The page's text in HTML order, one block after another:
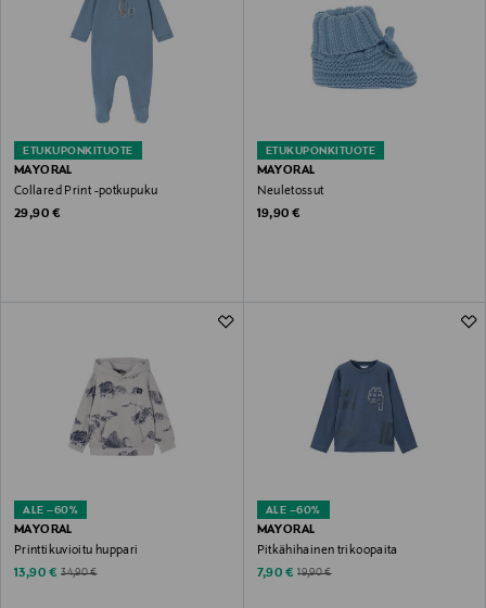
ETUKUPONKITUOTE
MAYORAL
Collared Print -potkupuku
Original Price
29,90 €
ETUKUPONKITUOTE
MAYORAL
Neuletossut
Original Price
19,90 €
ALE –60%
MAYORAL
Printtikuvioitu huppari
Discounted Price
13,90 € Original Price
34,90 €
ALE –60%
MAYORAL
Pitkähihainen trikoopaita
Discounted Price
7,90 € Original Price
19,90 €